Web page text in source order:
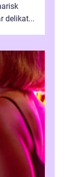
delikat...